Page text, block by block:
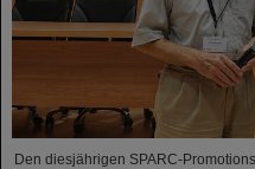
Den diesjährigen SPARC-